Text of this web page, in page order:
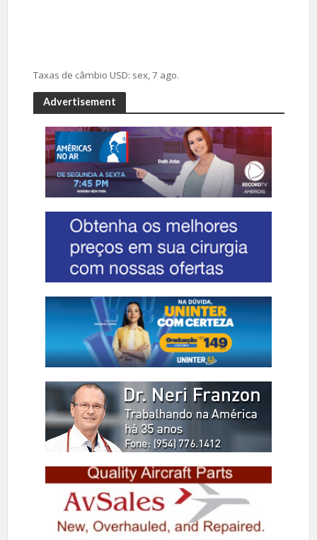
Taxas de câmbio USD: sex, 7 ago.
Advertisement